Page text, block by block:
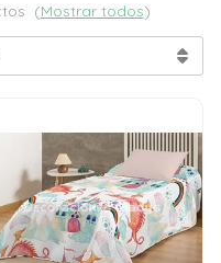
(Mostrar todos)